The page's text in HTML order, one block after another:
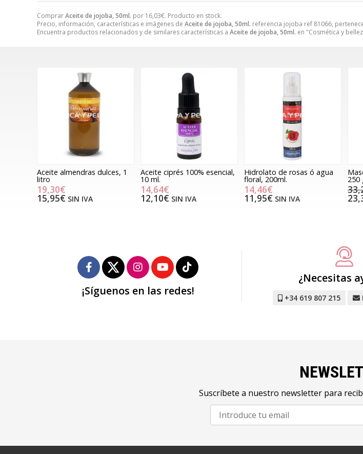
ComprarAceite de jojoba, 50ml. por 16,03€. Producto en stock.
Precio, información, características e imágenes de Aceite de jojoba, 50ml. referencia jojoba ref 81066,
Encuentra productos relacionados y de similares características a Aceite de jojoba, 50ml. en "Cosmética y
Aceite almendras dulces, 1
litro
19,30€
15,95€ SIN IVA
Aceite ciprés 100% esencial,
10 ml.
14,64€
12,10€ SIN IVA
Hidrolato de rosas ó agua
floral, 200ml.
14,46€
11,95€ SIN IVA
250
¡Síguenos en las redes!
¿Necesitas
+34 619 807 215
Suscríbete a nuestro newsletter para